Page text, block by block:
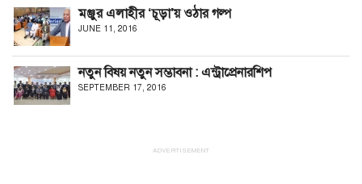
মঞ্জুর এলাহীর ‘চূড়া’য় ওঠার গল্প
JUNE 11, 2016
নতুন বিষয় নতুন সম্ভাবনা : এন্ট্রাপ্রেনারশিপ
SEPTEMBER 17, 2016
ADVERTISEMENT